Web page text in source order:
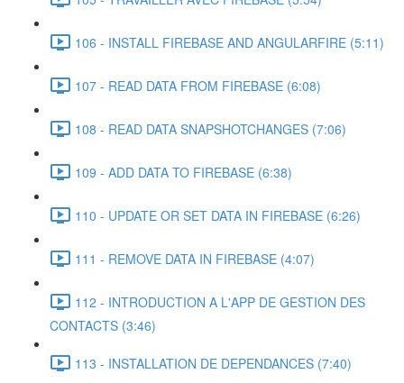
106 - INSTALL FIREBASE AND ANGULARFIRE (5:11)
107 - READ DATA FROM FIREBASE (6:08)
108 - READ DATA SNAPSHOTCHANGES (7:06)
109 - ADD DATA TO FIREBASE (6:38)
110 - UPDATE OR SET DATA IN FIREBASE (6:26)
111 - REMOVE DATA IN FIREBASE (4:07)
112 - INTRODUCTION A L'APP DE GESTION DES
CONTACTS (3:46)
113 - INSTALLATION DE DEPENDANCES (7:40)